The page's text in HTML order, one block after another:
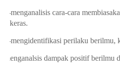
-menganalisis cara-cara
keras.
-mengidentifikasi perilaku berilmu,
menganalsis dampak positif berilmu